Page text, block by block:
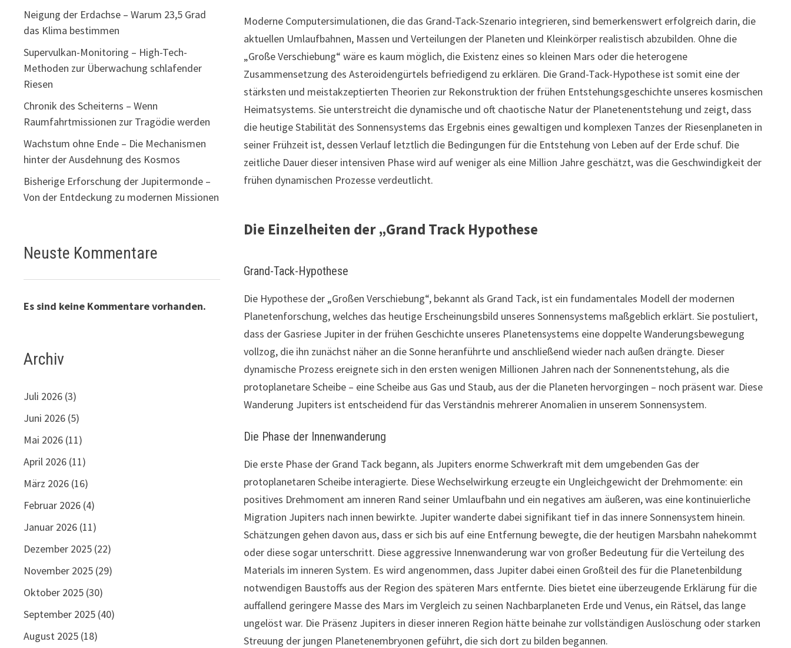
Moderne Computersimulationen, die das Grand-Tack-Szenario integrieren, sind bemerkenswert erfolgreich darin, die
aktuellen Umlaufbahnen, Massen und Verteilungen der Planeten und Kleinkörper realistisch abzubilden. Ohne die
„Große Verschiebung“ wäre es kaum möglich, die Existenz eines so kleinen Mars oder die heterogene
Zusammensetzung des Asteroidengürtels befriedigend zu erklären. Die Grand-Tack-Hypothese ist somit eine der
stärksten und meistakzeptierten Theorien zur Rekonstruktion der frühen Entstehungsgeschichte unseres kosmischen
Heimatsystems. Sie unterstreicht die dynamische und oft chaotische Natur der Planetenentstehung und zeigt, dass
die heutige Stabilität des Sonnensystems das Ergebnis eines gewaltigen und komplexen Tanzes der Riesenplaneten in
seiner Frühzeit ist, dessen Verlauf letztlich die Bedingungen für die Entstehung von Leben auf der Erde schuf. Die
zeitliche Dauer dieser intensiven Phase wird auf weniger als eine Million Jahre geschätzt, was die Geschwindigkeit der
frühen dynamischen Prozesse verdeutlicht.
Die Einzelheiten der „Grand Track Hypothese
Grand-Tack-Hypothese
Die Hypothese der „Großen Verschiebung“, bekannt als Grand Tack, ist ein fundamentales Modell der modernen
Planetenforschung, welches das heutige Erscheinungsbild unseres Sonnensystems maßgeblich erklärt. Sie postuliert,
dass der Gasriese Jupiter in der frühen Geschichte unseres Planetensystems eine doppelte Wanderungsbewegung
vollzog, die ihn zunächst näher an die Sonne heranführte und anschließend wieder nach außen drängte. Dieser
dynamische Prozess ereignete sich in den ersten wenigen Millionen Jahren nach der Sonnenentstehung, als die
protoplanetare Scheibe – eine Scheibe aus Gas und Staub, aus der die Planeten hervorgingen – noch präsent war. Diese
Wanderung Jupiters ist entscheidend für das Verständnis mehrerer Anomalien in unserem Sonnensystem.
Die Phase der Innenwanderung
Die erste Phase der Grand Tack begann, als Jupiters enorme Schwerkraft mit dem umgebenden Gas der
protoplanetaren Scheibe interagierte. Diese Wechselwirkung erzeugte ein Ungleichgewicht der Drehmomente: ein
positives Drehmoment am inneren Rand seiner Umlaufbahn und ein negatives am äußeren, was eine kontinuierliche
Migration Jupiters nach innen bewirkte. Jupiter wanderte dabei signifikant tief in das innere Sonnensystem hinein.
Schätzungen gehen davon aus, dass er sich bis auf eine Entfernung bewegte, die der heutigen Marsbahn nahekommt
oder diese sogar unterschritt. Diese aggressive Innenwanderung war von großer Bedeutung für die Verteilung des
Materials im inneren System. Es wird angenommen, dass Jupiter dabei einen Großteil des für die Planetenbildung
notwendigen Baustoffs aus der Region des späteren Mars entfernte. Dies bietet eine überzeugende Erklärung für die
auffallend geringere Masse des Mars im Vergleich zu seinen Nachbarplaneten Erde und Venus, ein Rätsel, das lange
ungelöst war. Die Präsenz Jupiters in dieser inneren Region hätte beinahe zur vollständigen Auslöschung oder starken
Streuung der jungen Planetenembryonen geführt, die sich dort zu bilden begannen.
Neigung der Erdachse – Warum 23,5 Grad
das Klima bestimmen
Supervulkan-Monitoring – High-Tech-
Methoden zur Überwachung schlafender
Riesen
Chronik des Scheiterns – Wenn
Raumfahrtmissionen zur Tragödie werden
Wachstum ohne Ende – Die Mechanismen
hinter der Ausdehnung des Kosmos
Bisherige Erforschung der Jupitermonde –
Von der Entdeckung zu modernen Missionen
Neuste Kommentare
Es sind keine Kommentare vorhanden.
Archiv
Juli 2026 (3)
Juni 2026 (5)
Mai 2026 (11)
April 2026 (11)
März 2026 (16)
Februar 2026 (4)
Januar 2026 (11)
Dezember 2025 (22)
November 2025 (29)
Oktober 2025 (30)
September 2025 (40)
August 2025 (18)